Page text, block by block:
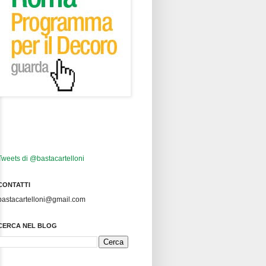
di @bastacartelloni
NEL BLOG